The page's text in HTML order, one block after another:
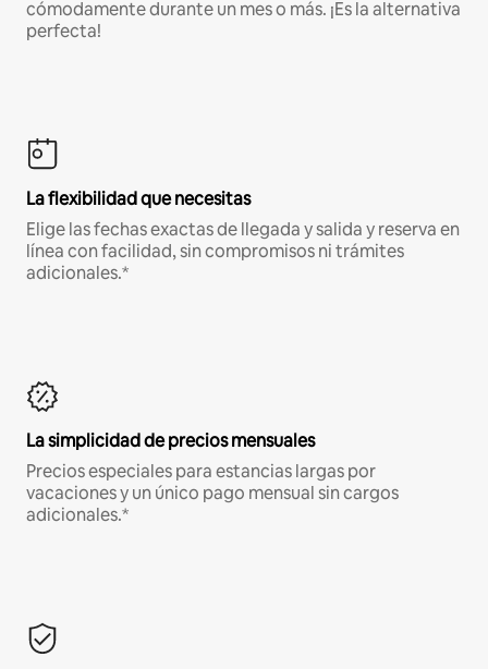
cómodamente durante un mes o más. ¡Es la alternativa
perfecta!
La flexibilidad que necesitas
Elige las fechas exactas de llegada y salida y reserva en
línea con facilidad, sin compromisos ni trámites
adicionales.*
La simplicidad de precios mensuales
Precios especiales para estancias largas por
vacaciones y un único pago mensual sin cargos
adicionales.*